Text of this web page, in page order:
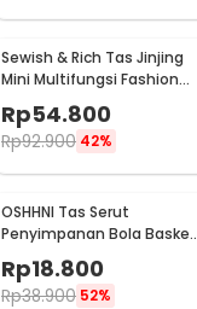
Sewish & Rich Tas Jinjing
Mini Multifungsi Fashion
Bag - SR25
Rp54.800
Rp92.900 42%
OSHHNI Tas Serut
Penyimpanan Bola Basket
Olahraga Drawstring Bag
Mesh - SH30
Rp18.800
Rp38.900 52%